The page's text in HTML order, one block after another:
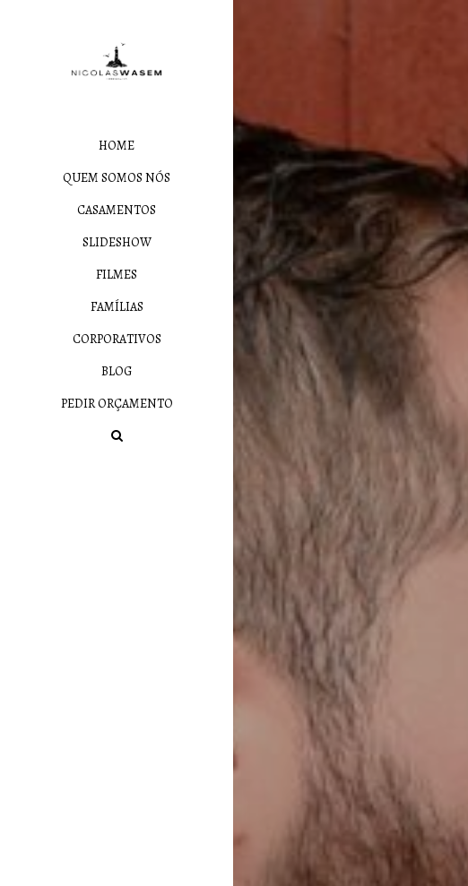
HOME
QUEM SOMOS NÓS
CASAMENTOS
SLIDESHOW
FILMES
FAMÍLIAS
CORPORATIVOS
BLOG
PEDIR ORÇAMENTO